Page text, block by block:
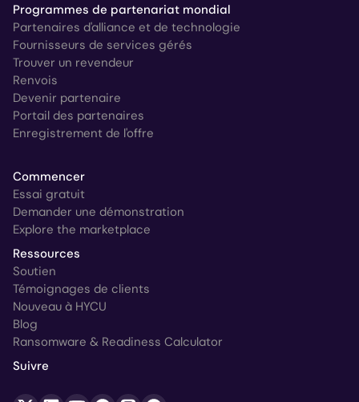
Programmes de partenariat mondial
Partenaires d'alliance et de technologie
Fournisseurs de services gérés
Trouver un revendeur
Renvois
Devenir partenaire
Portail des partenaires
Enregistrement de l'offre
Commencer
Essai gratuit
Demander une démonstration
Explore the marketplace
Ressources
Soutien
Témoignages de clients
Nouveau à HYCU
Blog
Ransomware & Readiness Calculator
Suivre